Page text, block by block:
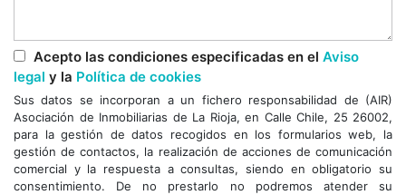
Acepto las condiciones especificadas en el Aviso
legal y la Política de cookies
Sus datos se incorporan a un fichero responsabilidad de (AIR)
Asociación de Inmobiliarias de La Rioja, en Calle Chile, 25 26002,
para la gestión de datos recogidos en los formularios web, la
gestión de contactos, la realización de acciones de comunicación
comercial y la respuesta a consultas, siendo en obligatorio su
consentimiento. De no prestarlo no podremos atender su